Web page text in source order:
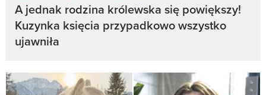
A jednak rodzina królewska się powiększy!
Kuzynka księcia przypadkowo wszystko
ujawniła